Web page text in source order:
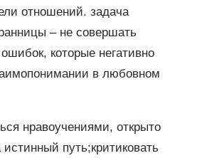
отношений. задача
– не совершать
которые негативно
в любовном
нравоучениями, открыто
путь;критиковать